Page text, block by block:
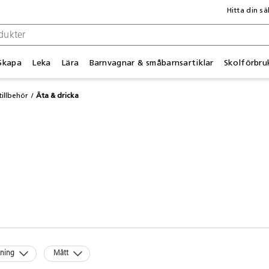
Leka Lära Barnvagnar & småbarnsartiklar
Hitta din
Äta & dricka
Mått